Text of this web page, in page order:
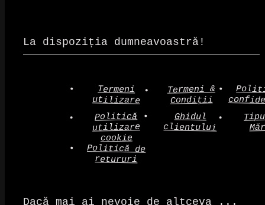
La dispoziția dumneavoastră!
Termeni
utilizare
Termeni &
Condiții
Politică
utilizare
cookie
Ghidul
clientului
Politică de
retururi
Dacă mai ai nevoie de altceva ...